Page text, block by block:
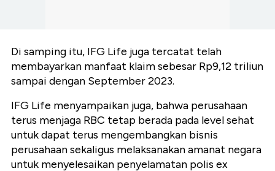
Di samping itu, IFG Life juga tercatat telah
membayarkan manfaat klaim sebesar Rp9,12 triliun
sampai dengan September 2023.
IFG Life menyampaikan juga, bahwa perusahaan
terus menjaga RBC tetap berada pada level sehat
untuk dapat terus mengembangkan bisnis
perusahaan sekaligus melaksanakan amanat negara
untuk menyelesaikan penyelamatan polis ex